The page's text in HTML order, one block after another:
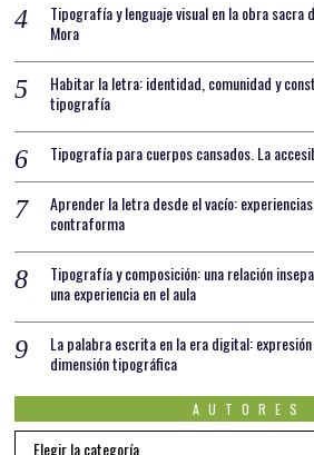
Tipografía y lenguaje visual en la obra sacra
Mora
Habitar la letra: identidad, comunidad y
tipografía
Tipografía para cuerpos cansados. La
Aprender la letra desde el vacío:
contraforma
Tipografía y composición: una relación
una experiencia en el aula
La palabra escrita en la era digital:
dimensión tipográfica
AUTORES
AUTORES